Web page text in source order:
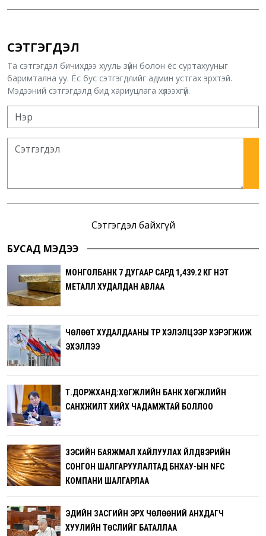
СЭТГЭГДЭЛ
Та сэтгэгдэл бичихдээ хууль зүйн болон ёс суртахууныг
баримтална уу. Ёс бус сэтгэгдлийг админ устгах эрхтэй.
Мэдээний сэтгэгдэлд бид хариуцлага хүлээхгүй.
Сэтгэгдэл байхгүй
БУСАД МЭДЭЭ
МОНГОЛБАНК 7 ДУГААР САРД 1,439.2 КГ ҮНЭТ
МЕТАЛЛ ХУДАЛДАН АВЛАА
ЧӨЛӨӨТ ХУДАЛДААНЫ ТҮР ХЭЛЭЛЦЭЭР ХЭРЭГЖИЖ
ЭХЭЛЛЭЭ
Т.ДОРЖХАНД:ХӨГЖЛИЙН БАНК ХӨГЖЛИЙН
САНХҮҮЖИЛТ ХИЙХ ЧАДАМЖТАЙ БОЛЛОО
ЗЭСИЙН БАЯЖМАЛ ХАЙЛУУЛАХ ҮЙЛДВЭРИЙН
СОНГОН ШАЛГАРУУЛАЛТАД БНХАУ-ЫН NFC
КОМПАНИ ШАЛГАРЛАА
ЭДИЙН ЗАСГИЙН ЭРХ ЧӨЛӨӨНИЙ АНХДАГЧ
ХУУЛИЙН ТӨСЛИЙГ БАТАЛЛАА